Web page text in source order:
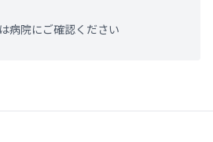
病院にご確認ください